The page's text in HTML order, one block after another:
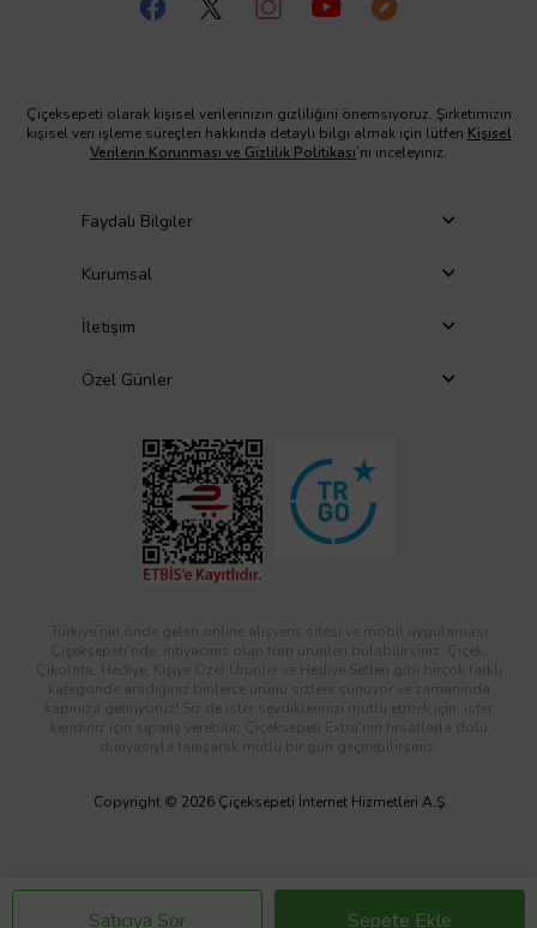
Satıcıya Sor Sepete Ekle
Çiçeksepeti olarak kişisel verilerinizin gizliliğini önemsiyoruz. Şirketimizin
kişisel veri işleme süreçleri hakkında detaylı bilgi almak için lütfen Kişisel
Verilerin Korunması ve Gizlilik Politikası’nı inceleyiniz.
Faydalı Bilgiler
Kurumsal
İletişim
Özel Günler
Türkiye’nin önde gelen online alışveriş sitesi ve mobil uygulaması
Çiçeksepeti’nde, ihtiyacınız olan tüm ürünleri bulabilirsiniz. Çiçek,
Çikolata, Hediye, Kişiye Özel Ürünler ve Hediye Setleri gibi birçok farklı
kategoride aradığınız binlerce ürünü sizlere sunuyor ve zamanında
kapınıza getiriyoruz! Siz de ister sevdiklerinizi mutlu etmek için, ister
kendiniz için sipariş verebilir; Çiçeksepeti Extra’nın fırsatlarla dolu
dünyasıyla tanışarak mutlu bir gün geçirebilirsiniz.
Copyright © 2026 Çiçeksepeti İnternet Hizmetleri A.Ş